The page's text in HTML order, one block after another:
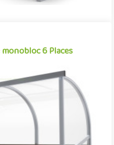
6 Places
6 Places
le banc de touche est un
des stades et des